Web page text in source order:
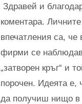
Здравей и
коментара.
впечатления са, че
фирми се
„затворен кръг“ и
порочен. Идеята е,
да получиш нищо в